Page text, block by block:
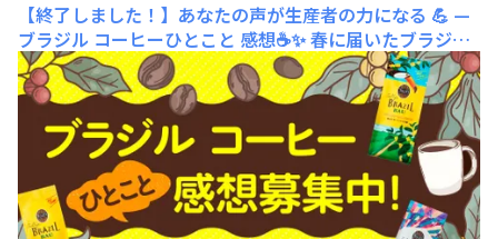
【終了しました！】あなたの声が生産者の力になる 💪 —
ブラジル コーヒーひとこと 感想☕✨春に届いたブラジル
産の新豆のご感想を、あなたの言葉と写真で届けません
か？🤗2026年3月18日（水）より、ブラジル産のコーヒー
が3種類登場！☕タリーズコーヒーは2007年からブラジル
のパートナーファミリーとして、フクダカンパニー（Fuk
uda Co）と苗づくりからともに歩んできました。今回は
そんな定